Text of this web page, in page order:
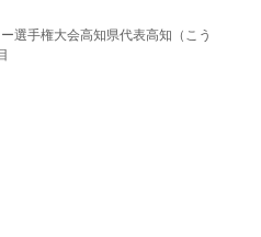
選手権大会高知県代表高知（こう